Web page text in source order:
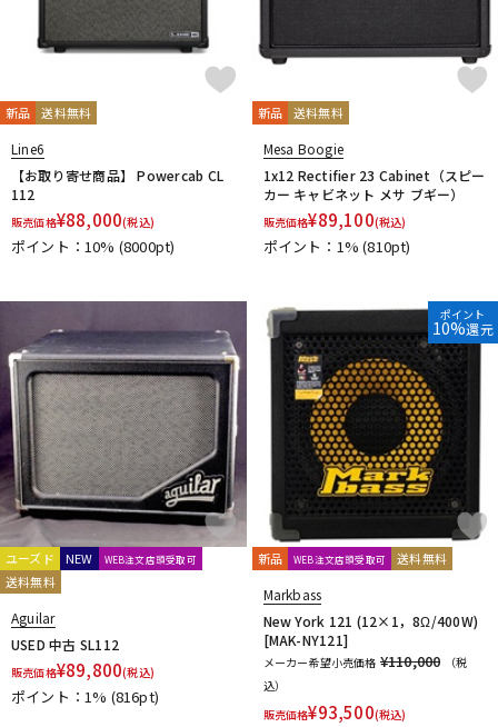
新品 送料無料
Line6
【お取り寄せ商品】 Powercab CL
112
販売価格¥88,000(税込)
ポイント：10% (8000pt)
新品 送料無料
Mesa Boogie
1x12 Rectifier 23 Cabinet（スピー
カー キャビネット メサ ブギー）
販売価格¥89,100(税込)
ポイント：1%(810pt)
ユーズド NEW WEB注文店頭受取可
送料無料
Aguilar
USED 中古 SL112
販売価格¥89,800(税込)
ポイント：1% (816pt)
ポイント
10%還元
新品 WEB注文店頭受取可 送料無料
Markbass
New York 121 (12×1，8Ω/400W)
[MAK-NY121]
メーカー希望小売価格 ¥110,000
（税
込）
販売価格¥93,500(税込)